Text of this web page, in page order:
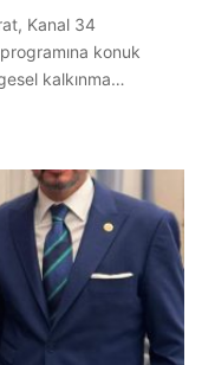
Kanal 34
konuk
kalkınma…